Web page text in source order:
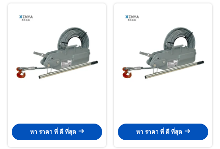
หา ราคา ที่ ดี ที่สุด หา ราคา ที่ ดี ที่สุด